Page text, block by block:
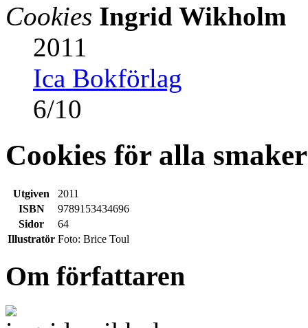
Cookies Ingrid Wikholm
2011
Ica Bokförlag
6/10
Cookies för alla smaker
Utgiven
2011
ISBN
9789153434696
Sidor
64
Illustratör Foto: Brice Toul
Om författaren